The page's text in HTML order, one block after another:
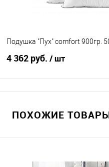
Подушка "Пух" comfort 900гр.
4 362 руб. / шт
ПОХОЖИЕ